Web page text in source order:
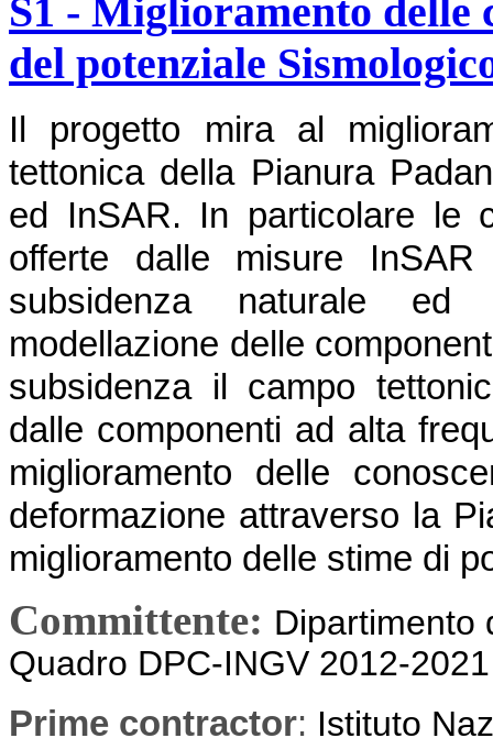
S1 - Miglioramento delle
del potenziale
Il progetto mira al
tettonica della Pianura
ed InSAR. In particolare le
offerte dalle misure
subsidenza naturale ed
modellazione delle
subsidenza il campo
dalle componenti ad alta
miglioramento delle
deformazione attraverso la
miglioramento delle stime di
Committente: Dipartimento
Quadro DPC-INGV 2012-2021
Prime contractor: Istituto